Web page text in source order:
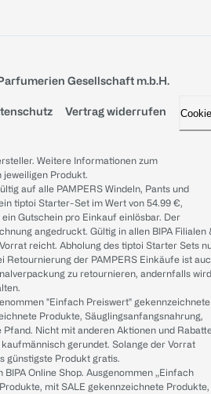
Gesellschaft m.b.H.
Vertrag widerrufen
Weitere Informationen zum
Produkt.
auf alle PAMPERS Windeln, Pants und
tiptoi Starter-Set im Wert von 54.99 €,
Gutschein pro Einkauf einlösbar. Der
angedruckt. Gültig in allen BIPA Filialen
reicht. Abholung des tiptoi Starter Sets
Retournierung der PAMPERS Einkäufe ist
zu retournieren, andernfalls wird
"Einfach Preiswert" gekennzeichnete
Produkte, Säuglingsanfangsnahrung,
Nicht mit anderen Aktionen und
gerundet. Solange der Vorrat
günstigste Produkt gratis.
BIPA Online Shop. Ausgenommen „Einfach
mit SALE gekennzeichnete Produkte,